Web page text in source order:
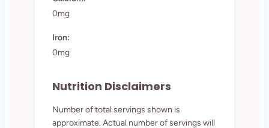
0mg
Iron:
0mg
Nutrition Disclaimers
Number of total servings shown is
approximate. Actual number of servings will